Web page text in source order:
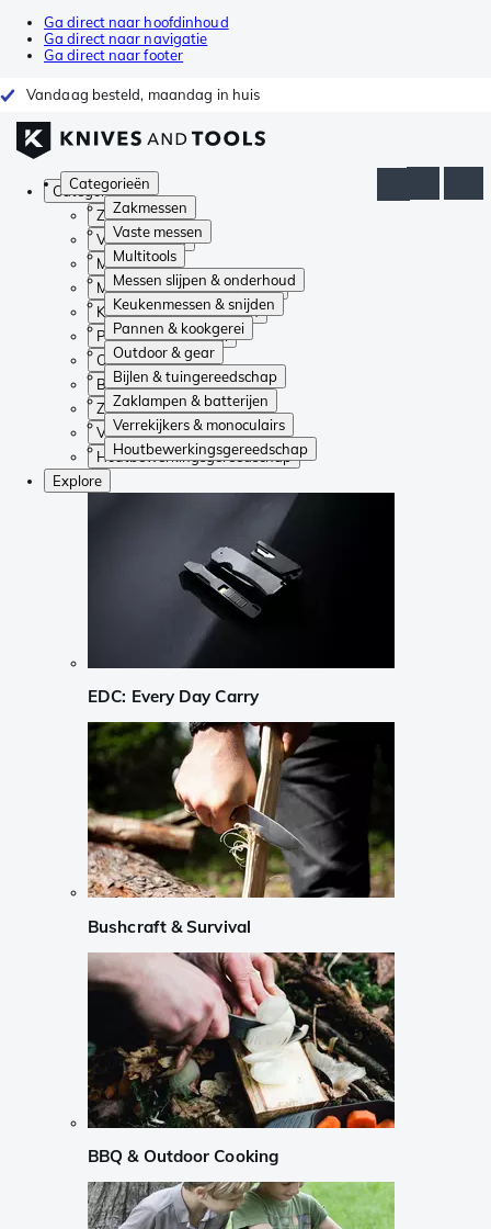
Ga direct naar hoofdinhoud
Ga direct naar navigatie
Ga direct naar footer
Vandaag besteld, maandag in huis
Categorieën
Zakmessen
Vaste messen
Multitools
Messen slijpen & onderhoud
Keukenmessen & snijden
Pannen & kookgerei
Outdoor & gear
Bijlen & tuingereedschap
Zaklampen & batterijen
Verrekijkers & monoculairs
Houtbewerkingsgereedschap
Categorieën
Zakmessen
Vaste messen
Multitools
Messen slijpen & onderhoud
Keukenmessen & snijden
Pannen & kookgerei
Outdoor & gear
Bijlen & tuingereedschap
Zaklampen & batterijen
Verrekijkers & monoculairs
Houtbewerkingsgereedschap
Explore
EDC: Every Day Carry
Bushcraft & Survival
BBQ & Outdoor Cooking